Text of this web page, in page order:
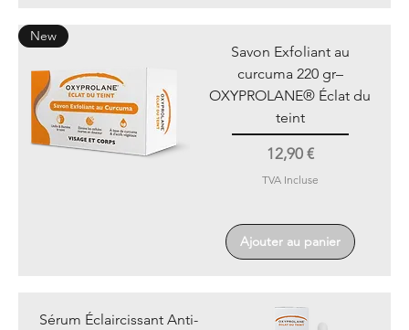
New
Savon Exfoliant au
curcuma 220 gr–
OXYPROLANE® Éclat du
teint
Prix
12,90 €
TVA Incluse
Ajouter au panier
Sérum Éclaircissant Anti-